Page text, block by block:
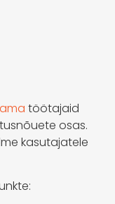
töötajaid
osas.
kasutajatele